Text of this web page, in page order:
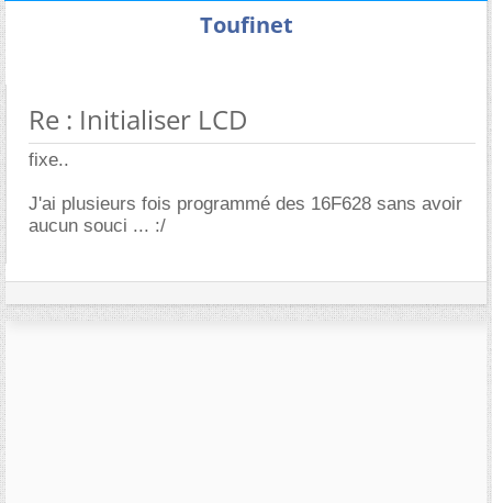
Toufinet
Re : Initialiser LCD
fixe..
J'ai plusieurs fois programmé des 16F628 sans avoir
aucun souci ... :/